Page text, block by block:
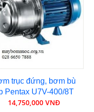
trục đứng, bơm bù
Pentax U7V-400/8T
14,750,000 VNĐ